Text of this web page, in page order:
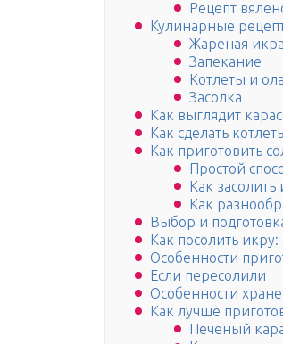
Рецепт
Кулинарные
Жареная икра
Запекание
Котлеты и
Засолка
Как выглядит
Как сделать
Как приготовить
Простой
Как засолить
Как
Выбор и
Как посолить
Особенности
Если пересолили
Особенности
Как лучше
Печеный